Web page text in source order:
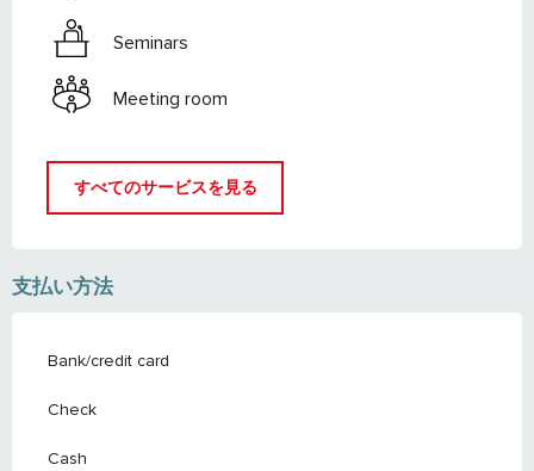
Seminars
Meeting room
すべてのサービスを見る
支払い方法
Bank/credit card
Check
Cash